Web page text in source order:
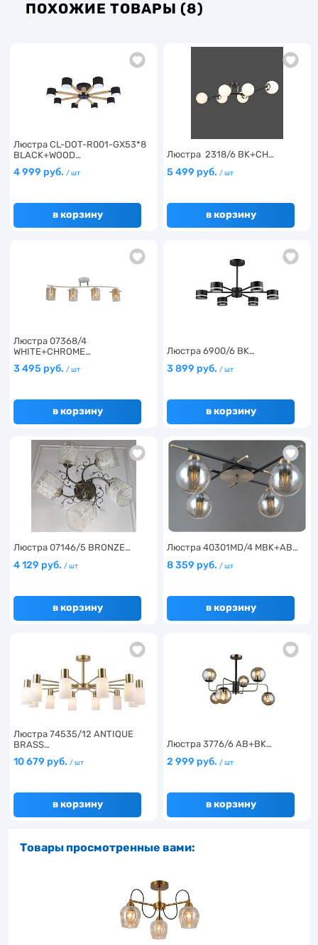
ПОХОЖИЕ ТОВАРЫ (8)
Люстра CL-DOT-R001-GX53*8
BLACK+WOOD…
4 999 руб. / шт
в корзину
Люстра 2318/6 BK+CH…
5 499 руб. / шт
в корзину
Люстра 07368/4
WHITE+CHROME…
3 495 руб. / шт
в корзину
Люстра 6900/6 BK…
3 899 руб. / шт
в корзину
Люстра 07146/5 BRONZE…
4 129 руб. / шт
в корзину
Люстра 40301MD/4 MBK+AB…
8 359 руб. / шт
в корзину
Люстра 74535/12 ANTIQUE
BRASS…
10 679 руб. / шт
в корзину
Люстра 3776/6 AB+BK…
2 999 руб. / шт
в корзину
Товары просмотренные вами: